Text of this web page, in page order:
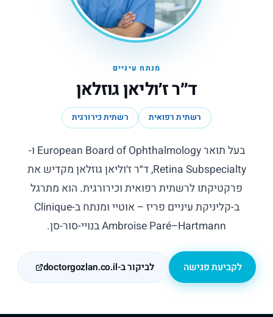
מנתח עיניים
ד״ר ז׳וליאן גוזלאן
רשתית רפואית רשתית כירורגית
בעל תואר European Board of Ophthalmology ו-
Retina Subspecialty, ד״ר ז׳וליאן גוזלאן מקדיש את
פרקטיקתו לרשתית רפואית וכירורגית. הוא מתרגל
ב-קליניקת עיניים פריז – אוטיי ומנתח ב-Clinique
Ambroise Paré–Hartmann בנויי-סור-סן.
לקביעת פגישה לביקור ב-doctorgozlan.co.il